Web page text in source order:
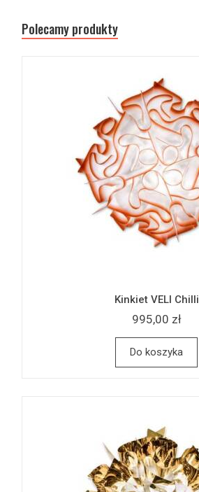
Polecamy produkty
Kinkiet VELI Chilli
995,00 zł
Do koszyka